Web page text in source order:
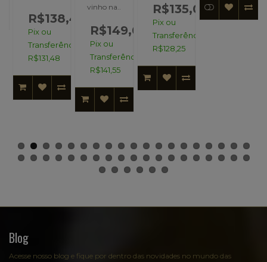
R$138,40
Pix ou
Transferência:
R$131,48
vinho na..
R$149,00
Pix ou
Transferência:
R$141,55
R$135,00
Pix ou
Transferência:
R$128,25
Blog
Acesse nosso blog e fique por dentro das novidades no mundo das